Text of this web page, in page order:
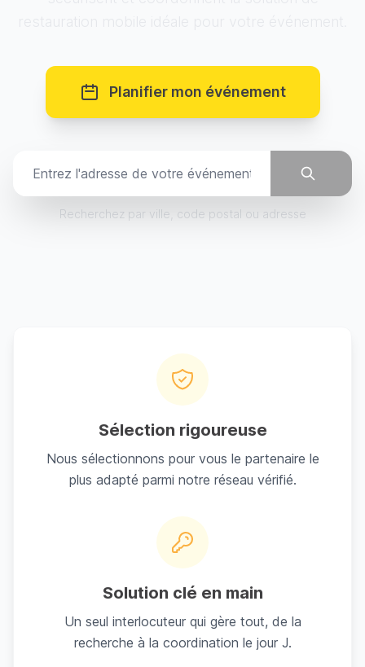
Planifier mon événement
Entrez l'adresse de votre
Recherchez par ville, code postal ou adresse
Sélection rigoureuse
Nous sélectionnons pour vous le partenaire le
plus adapté parmi notre réseau vérifié.
Solution clé en main
Un seul interlocuteur qui gère tout, de la
recherche à la coordination le jour J.